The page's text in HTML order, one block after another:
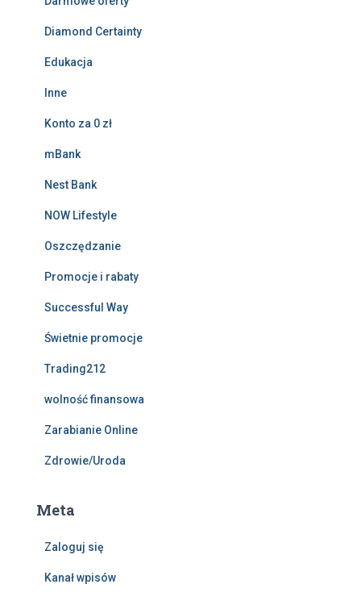
Diamond Certainty
Edukacja
Inne
Konto za 0 zł
mBank
Nest Bank
NOW Lifestyle
Oszczędzanie
Promocje i rabaty
Successful Way
Świetnie promocje
Trading212
wolność finansowa
Zarabianie Online
Zdrowie/Uroda
Meta
Zaloguj się
Kanał wpisów